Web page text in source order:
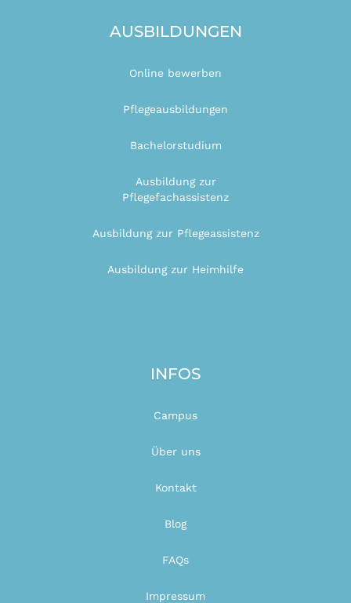
AUSBILDUNGEN
Online bewerben
Pflegeausbildungen
Bachelorstudium
Ausbildung zur
Pflegefachassistenz
Ausbildung zur Pflegeassistenz
Ausbildung zur Heimhilfe
INFOS
Campus
Über uns
Kontakt
Blog
FAQs
Impressum